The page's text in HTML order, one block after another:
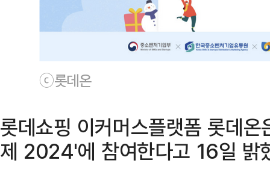
ⓒ롯데온
롯데쇼핑 이커머스플랫폼 롯데
제 2024'에 참여한다고 16일 밝